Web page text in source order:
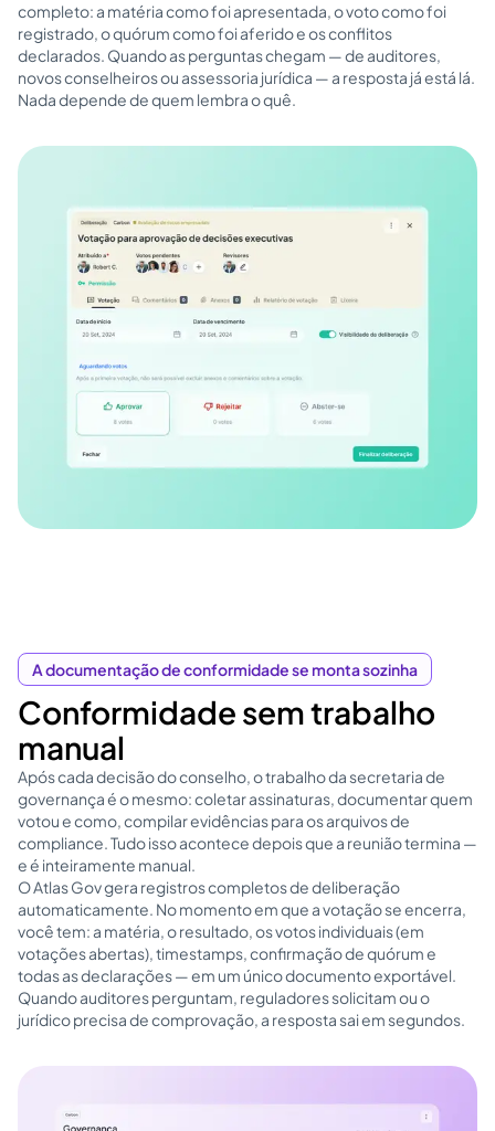
completo: a matéria como foi apresentada, o voto como foi
registrado, o quórum como foi aferido e os conflitos
declarados. Quando as perguntas chegam — de auditores,
novos conselheiros ou assessoria jurídica — a resposta já está lá.
Nada depende de quem lembra o quê.
A documentação de conformidade se monta sozinha
Conformidade sem trabalho
manual
Após cada decisão do conselho, o trabalho da secretaria de
governança é o mesmo: coletar assinaturas, documentar quem
votou e como, compilar evidências para os arquivos de
compliance. Tudo isso acontece depois que a reunião termina —
e é inteiramente manual.
O Atlas Gov gera registros completos de deliberação
automaticamente. No momento em que a votação se encerra,
você tem: a matéria, o resultado, os votos individuais (em
votações abertas), timestamps, confirmação de quórum e
todas as declarações — em um único documento exportável.
Quando auditores perguntam, reguladores solicitam ou o
jurídico precisa de comprovação, a resposta sai em segundos.